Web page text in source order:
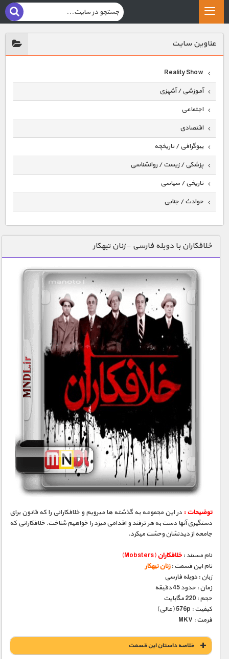
عناوين سايت
Reality Show
آموزشی / آشپزی
اجتماعی
اقتصادی
بیوگرافی / تاریخچه
پزشکی / زیست / روانشناسی
تاریخی / سیاسی
حوادث / جنایی
دنیای خوراکی ها
زمین شناسی / محیط زیست
سازه/ معماری/ مهندسی
سرگرمی
شناخت کودکان
طبیعت
علم و فناوری
کیهان / نجوم
گردشگری
ماورایی
مسابقات / ورزشی
مستند های اختصاصی
خلافکاران با دوبله فارسی – زنان تبهکار
توضیحات : در این مجموعه به گذشته ها میرویم و خلافکارانی را که قانون برای
دستگیری آنها دست به هر ترفند و اقدامی میزد را خواهیم شناخت. خلافکارانی که
جامعه از دیدنشان وحشت میکرد.
نام مستند : خلافکاران(Mobsters)
نام این قسمت :زنان تبهکار
زبان : دوبله فارسی
زمان : حدود 45 دقیقه
حجم : 220 مگابایت
کیفیت : 576p (عالی)
فرمت : MKV
خلاصه داستان این قسمت